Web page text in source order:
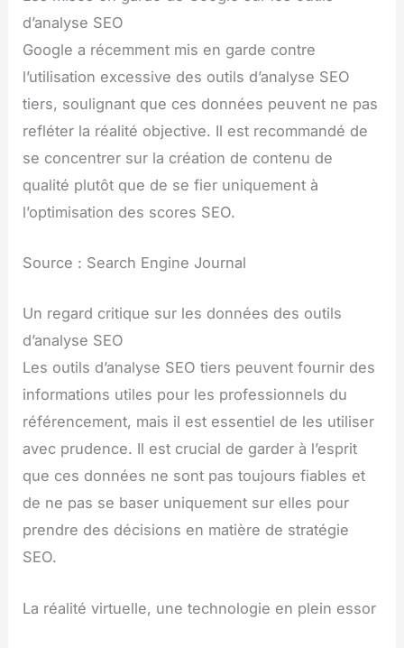
d’analyse SEO
Google a récemment mis en garde contre
l’utilisation excessive des outils d’analyse SEO
tiers, soulignant que ces données peuvent ne pas
refléter la réalité objective. Il est recommandé de
se concentrer sur la création de contenu de
qualité plutôt que de se fier uniquement à
l’optimisation des scores SEO.
Source : Search Engine Journal
Un regard critique sur les données des outils
d’analyse SEO
Les outils d’analyse SEO tiers peuvent fournir des
informations utiles pour les professionnels du
référencement, mais il est essentiel de les utiliser
avec prudence. Il est crucial de garder à l’esprit
que ces données ne sont pas toujours fiables et
de ne pas se baser uniquement sur elles pour
prendre des décisions en matière de stratégie
SEO.
La réalité virtuelle, une technologie en plein essor